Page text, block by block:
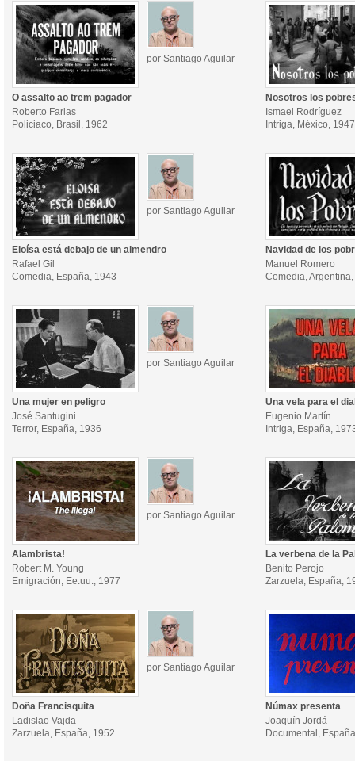
por Santiago Aguilar
O assalto ao trem pagador
Roberto Farias
Policiaco, Brasil, 1962
Nosotros los
Ismael Rodríguez
Intriga, México, 1947
por Santiago Aguilar
Eloísa está debajo de un almendro
Rafael Gil
Comedia, España, 1943
Navidad de los
Manuel Romero
Comedia,
por Santiago Aguilar
Una mujer en peligro
José Santugini
Terror, España, 1936
Una vela para el
Eugenio Martín
Intriga, España,
por Santiago Aguilar
Alambrista!
Robert M. Young
Emigración, Ee.uu., 1977
La verbena de la
Benito Perojo
Zarzuela, España,
por Santiago Aguilar
Doña Francisquita
Ladislao Vajda
Zarzuela, España, 1952
Númax presenta
Joaquín Jordá
Documental,